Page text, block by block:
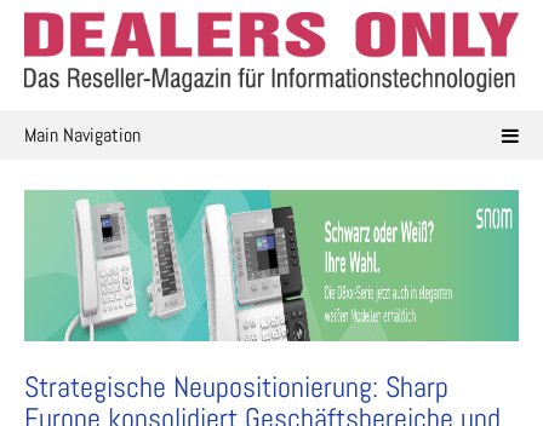
Skip
content
Main Navigation
Strategische Neupositionierung: Sharp
Europe konsolidiert Geschäftsbereiche und